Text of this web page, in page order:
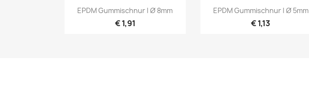
Vorschau
EPDM Gummischnur | Ø 8mm
€ 1,91
Vorschau
EPDM Gummischnur | Ø 5mm
€ 1,13